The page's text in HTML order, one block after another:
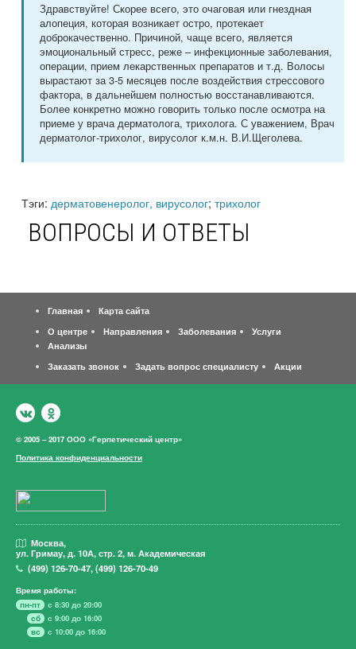
Здравствуйте! Скорее всего, это очаговая или гнездная
алопеция, которая возникает остро, протекает
доброкачественно. Причиной, чаще всего, является
эмоциональный стресс, реже – инфекционные заболевания,
операции, прием лекарственных препаратов и т.д. Волосы
вырастают за 3-5 месяцев после воздействия стрессового
фактора, в дальнейшем полностью восстанавливаются.
Более конкретно можно говорить только после осмотра на
приеме у врача дерматолога, трихолога. С уважением, Врач
дерматолог-трихолог, вирусолог к.м.н. В.И.Щеголева.
Тэги: дерматовенеролог, вирусолог; трихолог
ВОПРОСЫ И ОТВЕТЫ
Главная
Карта сайта
О центре
Направления Заболевания
Услуги
Анализы
Заказать звонок
Задать вопрос специалисту Акции
© 2005 – 2017 ООО «Герпетический центр»
Политика конфиденциальности
Москва,
ул. Гримау, д. 10А, стр. 2, м. Академическая
(499)126-70-47,(499)126-70-49
Время работы:
пн-пт
с 8:30 до 20:00
сб
с 9:00 до 16:00
вс
с 10:00 до 16:00